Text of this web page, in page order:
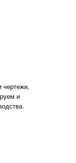
чертежи,
и